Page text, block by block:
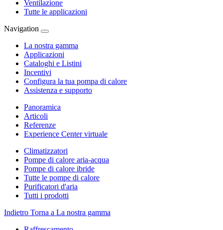
Ventilazione
Tutte le applicazioni
Navigation
La nostra gamma
Applicazioni
Cataloghi e Listini
Incentivi
Configura la tua pompa di calore
Assistenza e supporto
Panoramica
Articoli
Referenze
Experience Center virtuale
Climatizzatori
Pompe di calore aria-acqua
Pompe di calore ibride
Tutte le pompe di calore
Purificatori d'aria
Tutti i prodotti
Indietro Torna a La nostra gamma